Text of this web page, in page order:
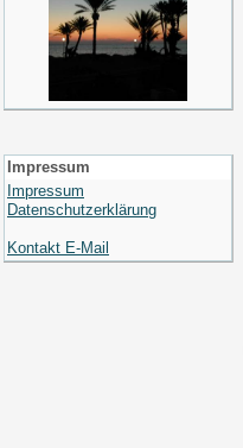
Impressum
Impressum
Datenschutzerklärung
Kontakt E-Mail